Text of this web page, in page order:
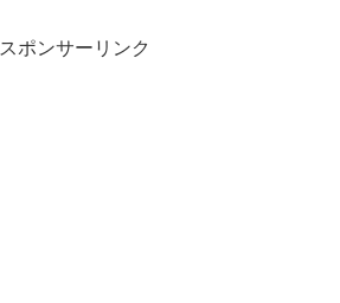
スポンサーリンク